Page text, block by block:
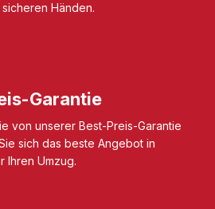
Händen.
Garantie
von unserer Best-Preis-Garantie
sich das beste Angebot in
Ihren Umzug.